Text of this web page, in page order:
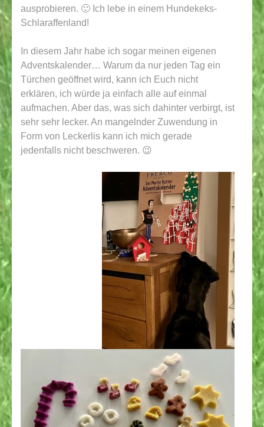
ausprobieren. 🙂 Ich lebe in einem Hundekeks-
Schlaraffenland!
In diesem Jahr habe ich sogar meinen eigenen
Adventskalender… Warum da nur jeden Tag ein
Türchen geöffnet wird, kann ich Euch nicht
erklären, ich würde ja einfach alle auf einmal
aufmachen. Aber das, was sich dahinter verbirgt, ist
sehr sehr lecker. An mangelnder Zuwendung in
Form von Leckerlis kann ich mich gerade
jedenfalls nicht beschweren. 😉